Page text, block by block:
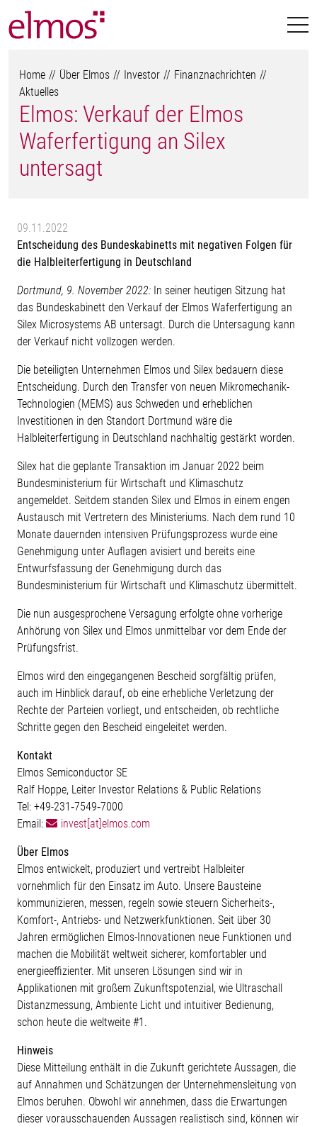
Home Über Elmos Investor
Finanznachrichten
Aktuelles
Elmos: Verkauf der Elmos
Waferfertigung an Silex
untersagt
09.11.2022
Entscheidung des Bundeskabinetts mit negativen Folgen für
die Halbleiterfertigung in Deutschland
Dortmund, 9. November 2022: In seiner heutigen Sitzung hat
das Bundeskabinett den Verkauf der Elmos Waferfertigung an
Silex Microsystems AB untersagt. Durch die Untersagung kann
der Verkauf nicht vollzogen werden.
Die beteiligten Unternehmen Elmos und Silex bedauern diese
Entscheidung. Durch den Transfer von neuen Mikromechanik-
Technologien (MEMS) aus Schweden und erheblichen
Investitionen in den Standort Dortmund wäre die
Halbleiterfertigung in Deutschland nachhaltig gestärkt worden.
Silex hat die geplante Transaktion im Januar 2022 beim
Bundesministerium für Wirtschaft und Klimaschutz
angemeldet. Seitdem standen Silex und Elmos in einem engen
Austausch mit Vertretern des Ministeriums. Nach dem rund 10
Monate dauernden intensiven Prüfungsprozess wurde eine
Genehmigung unter Auflagen avisiert und bereits eine
Entwurfsfassung der Genehmigung durch das
Bundesministerium für Wirtschaft und Klimaschutz übermittelt.
Die nun ausgesprochene Versagung erfolgte ohne vorherige
Anhörung von Silex und Elmos unmittelbar vor dem Ende der
Prüfungsfrist.
Elmos wird den eingegangenen Bescheid sorgfältig prüfen,
auch im Hinblick darauf, ob eine erhebliche Verletzung der
Rechte der Parteien vorliegt, und entscheiden, ob rechtliche
Schritte gegen den Bescheid eingeleitet werden.
Kontakt
Elmos Semiconductor SE
Ralf Hoppe, Leiter Investor Relations & Public Relations
Tel: +49-231‐7549‐7000
Email:
invest[at]elmos.com
Über Elmos
Elmos entwickelt, produziert und vertreibt Halbleiter
vornehmlich für den Einsatz im Auto. Unsere Bausteine
kommunizieren, messen, regeln sowie steuern Sicherheits-,
Komfort-, Antriebs- und Netzwerkfunktionen. Seit über 30
Jahren ermöglichen Elmos-Innovationen neue Funktionen und
machen die Mobilität weltweit sicherer, komfortabler und
energieeffizienter. Mit unseren Lösungen sind wir in
Applikationen mit großem Zukunftspotenzial, wie Ultraschall
Distanzmessung, Ambiente Licht und intuitiver Bedienung,
schon heute die weltweite #1.
Hinweis
Diese Mitteilung enthält in die Zukunft gerichtete Aussagen, die
auf Annahmen und Schätzungen der Unternehmensleitung von
Elmos beruhen. Obwohl wir annehmen, dass die Erwartungen
dieser vorausschauenden Aussagen realistisch sind, können wir